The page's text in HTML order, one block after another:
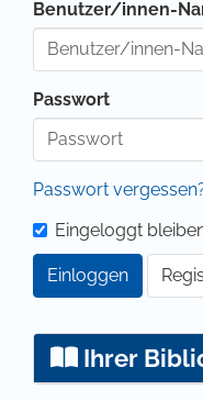
Benutzer/innen-
Passwort
Passwort
Eingeloggt
Einloggen
Ihrer